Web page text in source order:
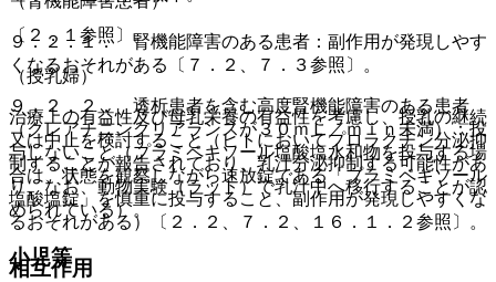
〔２．１参照〕。
（授乳婦）
治療上の有益性及び母乳栄養の有益性を考慮し、授乳の継続
又は中止を検討すること（ヒトにおいてプロラクチン分泌抑
制することが報告されており、乳汁分泌抑制する可能性があ
り、なお、動物実験（ラット）で乳汁中へ移行することが認
められている）。
小児等
９．２．１． 腎機能障害のある患者：副作用が発現しやす
くなるおそれがある〔７．２、７．３参照〕。
９．２．２． 透析患者を含む高度腎機能障害のある患者
（クレアチニンクリアランスが３０ｍＬ／ｍｉｎ未満）：投
与しないこと（プラミペキソール塩酸塩水和物を投与する場
合は、状態を観察しながら速放錠である「プラミペキソール
塩酸塩錠」を慎重に投与すること、副作用が発現しやすくな
るおそれがある）〔２．２、７．２、１６．１．２参照〕。
相互作用